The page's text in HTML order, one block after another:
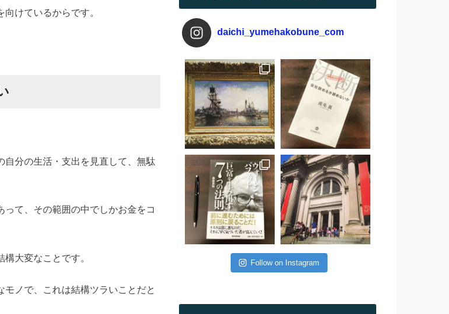
けているからです。
分の生活・支出を見直して、無駄
て、その範囲の中でしかお金をコ
大変なことです。
ノで、これは結構ツラいことだと
daichi_yumehakobune_com
Follow on Instagram